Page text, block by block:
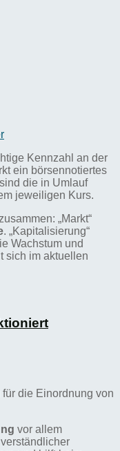
Kennzahl an der
ein börsennotiertes
die in Umlauf
jeweiligen Kurs.
„Markt“
. „Kapitalisierung“
Wachstum und
sich im aktuellen
für die Einordnung von
vor allem